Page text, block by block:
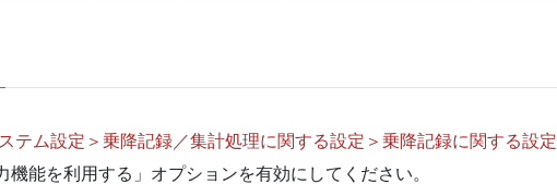
テム設定＞乗降記録／集計処理に関する設定＞乗降記録に関する設定
能を利用する」オプションを有効にしてください。